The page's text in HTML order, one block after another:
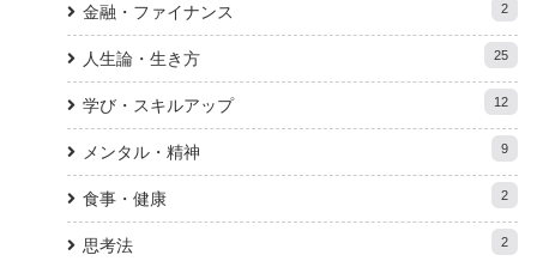
金融・ファイナンス 2
人生論・生き方 25
学び・スキルアップ 12
メンタル・精神 9
食事・健康 2
思考法 2